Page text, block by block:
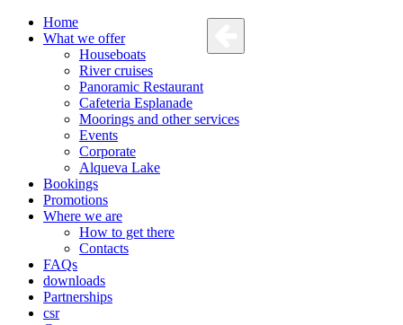
Home
What we offer
Houseboats
River cruises
Panoramic Restaurant
Cafeteria Esplanade
Moorings and other services
Events
Corporate
Alqueva Lake
Bookings
Promotions
Where we are
How to get there
Contacts
FAQs
downloads
Partnerships
csr